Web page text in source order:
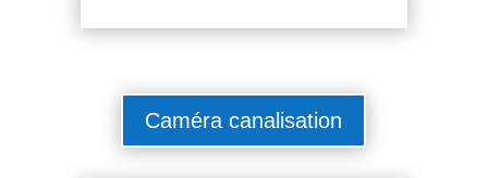
Caméra canalisation